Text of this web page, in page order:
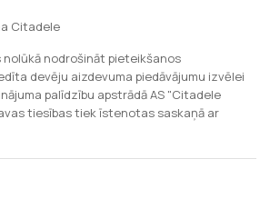
Citadele
nodrošināt pieteikšanos
devēju aizdevuma piedāvājumu izvēlei
palīdzību apstrādā AS "Citadele
tiesības tiek īstenotas saskaņā ar